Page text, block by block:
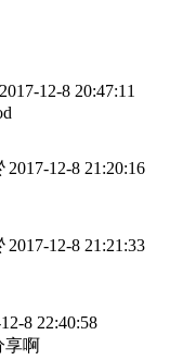
2017-12-8 20:47:11
2017-12-8 21:20:16
2017-12-8 21:21:33
8 22:40:58
享啊